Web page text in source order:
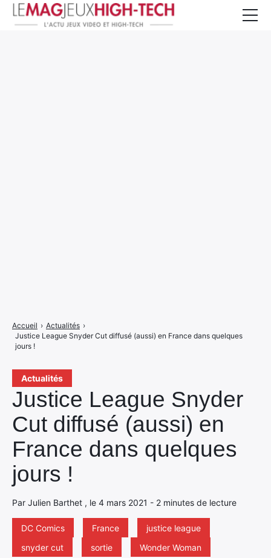
Actualités
Justice League Snyder
Cut diffusé (aussi) en
France dans quelques
jours !
Par Julien Barthet , le 4 mars 2021 - 2 minutes de lecture
DC Comics France
justice league
snyder cut
sortie Wonder Woman
Accueil › Actualités ›
Justice League Snyder Cut diffusé (aussi) en France dans quelques
jours !